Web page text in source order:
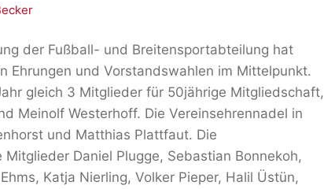
der Fußball- und Breitensportabteilung hat
Ehrungen und Vorstandswahlen im Mittelpunkt.
gleich 3 Mitglieder für 50jährige Mitgliedschaft,
Meinolf Westerhoff. Die Vereinsehrennadel in
und Matthias Plattfaut. Die
Daniel Plugge, Sebastian Bonnekoh,
Katja Nierling, Volker Pieper, Halil Üstün,